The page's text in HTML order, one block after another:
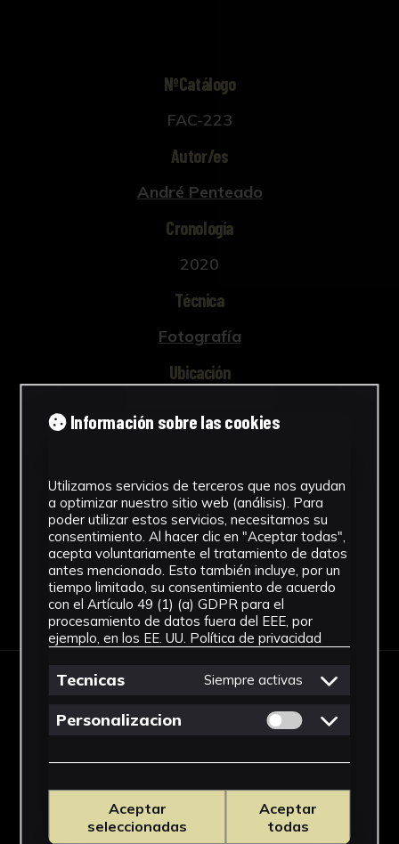
NºCatálogo
FAC-223
Autor/es
André Penteado
Cronología
2020
Técnica
Fotografía
Ubicación
110 x 136.5 cm
Ver más
Descargar Ficha
Información sobre las cookies
Utilizamos servicios de terceros que nos ayudan
a optimizar nuestro sitio web (análisis). Para
poder utilizar estos servicios, necesitamos su
consentimiento. Al hacer clic en "Aceptar todas",
acepta voluntariamente el tratamiento de datos
antes mencionado. Esto también incluye, por un
tiempo limitado, su consentimiento de acuerdo
con el Artículo 49 (1) (a) GDPR para el
procesamiento de datos fuera del EEE, por
ejemplo, en los EE. UU. Política de privacidad
Tecnicas Siempre activas
Personalizacion Permitir cookies
Aceptar
seleccionadas
Aceptar
todas